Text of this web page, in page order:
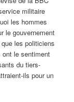
militaire
les hommes
le gouvernement
les politiciens
ont le sentiment
du tiers-
ils pour un